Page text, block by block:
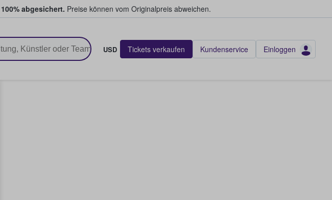
abgesichert. Preise können vom Originalpreis abweichen.
USD Tickets verkaufen Kundenservice Einloggen